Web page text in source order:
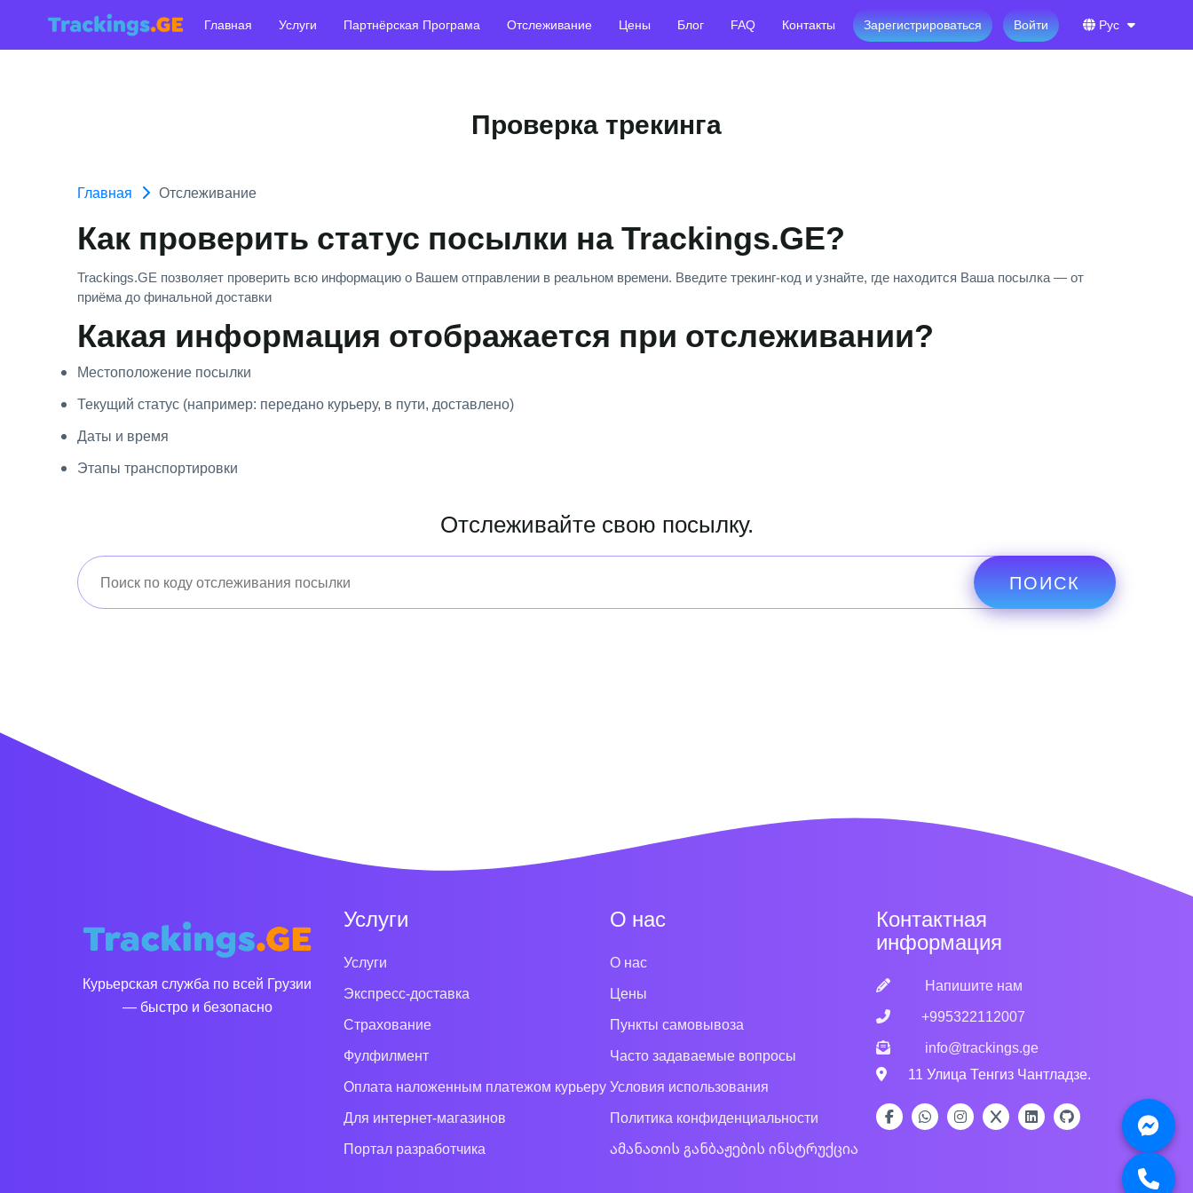
Главная Услуги Партнёрская Програма Отслеживание Цены Блог FAQ Контакты Зарегистрироваться Войти Рус
Проверка трекинга
Главная Отслеживание
Как проверить статус посылки на Trackings.GE?
Trackings.GE позволяет проверить всю информацию о Вашем отправлении в реальном времени. Введите трекинг-код и узнайте, где находится Ваша посылка — от
приёма до финальной доставки
Какая информация отображается при отслеживании?
Местоположение посылки
Текущий статус (например: передано курьеру, в пути, доставлено)
Даты и время
Этапы транспортировки
Отслеживайте свою посылку.
ПОИСК
Курьерская служба по всей Грузии
— быстро и безопасно
Услуги
Услуги
Экспресс-доставка
Страхование
Фулфилмент
Оплата наложенным платежом курьеру
Для интернет-магазинов
Портал разработчика
О нас
О нас
Цены
Пункты самовывоза
Часто задаваемые вопросы
Условия использования
Политика конфиденциальности
ამანათის განბაჟების ინსტრუქცია
Контактная
информация
Напишите нам
+995322112007
info@trackings.ge
11 Улица Тенгиз Чантладзе.